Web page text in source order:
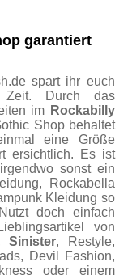
garantiert
spart ihr euch
Durch das
im Rockabilly
Shop behaltet
eine Größe
ersichtlich. Es ist
sonst ein
Rockabella
Kleidung so
doch einfach
von
Sinister, Restyle,
Devil Fashion,
oder einem